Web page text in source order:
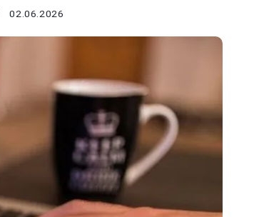
02.06.2026